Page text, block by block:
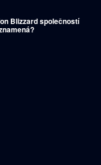
Blizzard společností